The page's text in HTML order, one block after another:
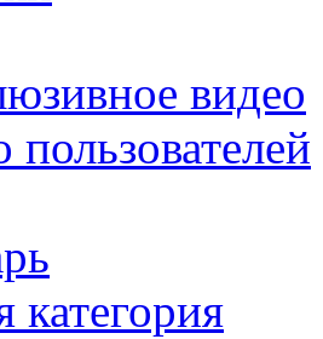
видео
пользователей
категория